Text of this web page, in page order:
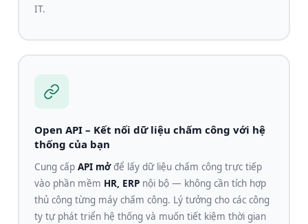
IT.
Open API – Kết nối dữ liệu chấm công với hệ
thống của bạn
Cung cấp API mởđể lấy dữ liệu chấm công trực tiếp
vào phần mềm HR, ERPnội bộ — không cần tích hợp
thủ công từng máy chấm công. Lý tưởng cho các công
ty tự phát triển hệ thống và muốn tiết kiệm thời gian